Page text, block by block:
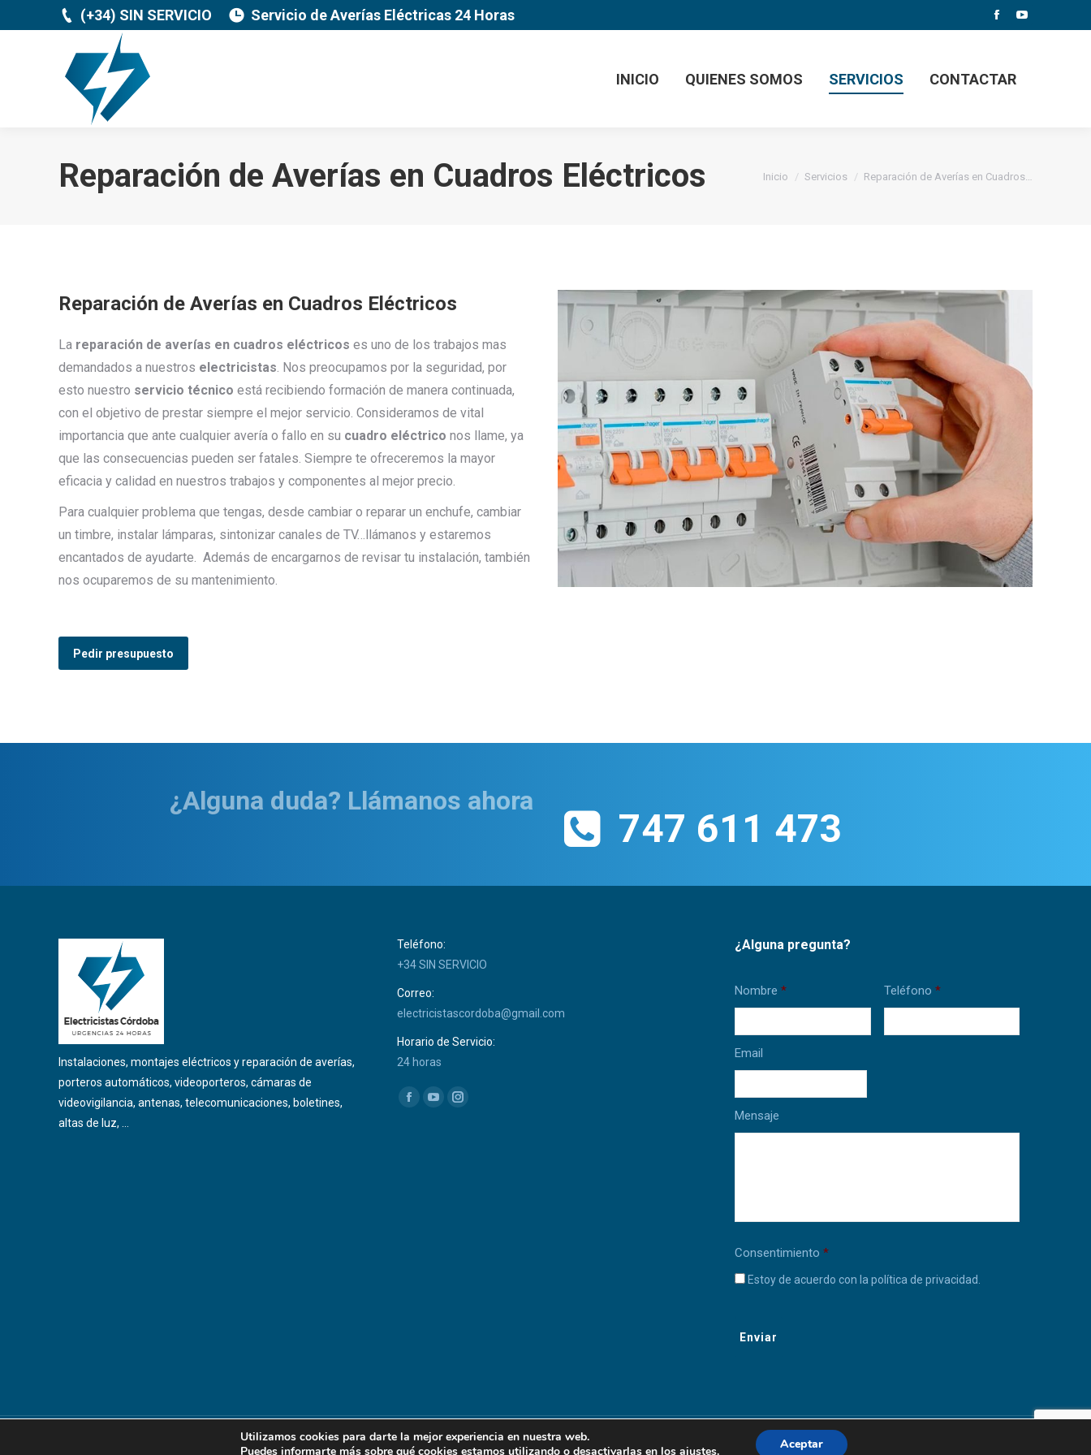
(+34) SIN SERVICIO Servicio de Averías Eléctricas 24 Horas
Facebook
YouTube
INICIO QUIENES SOMOS SERVICIOS CONTACTAR
Reparación de Averías en Cuadros Eléctricos Estás aquí:
Inicio Servicios Reparación de Averías en Cuadros…
Reparación de Averías en Cuadros Eléctricos
La reparación de averías en cuadros eléctricos es uno de los trabajos mas
demandados a nuestros electricistas. Nos preocupamos por la seguridad, por
esto nuestro servicio técnico está recibiendo formación de manera continuada,
con el objetivo de prestar siempre el mejor servicio. Consideramos de vital
importancia que ante cualquier avería o fallo en su cuadro eléctrico nos llame, ya
que las consecuencias pueden ser fatales. Siempre te ofreceremos la mayor
eficacia y calidad en nuestros trabajos y componentes al mejor precio.
Para cualquier problema que tengas, desde cambiar o reparar un enchufe, cambiar
un timbre, instalar lámparas, sintonizar canales de TV…llámanos y estaremos
encantados de ayudarte. Además de encargarnos de revisar tu instalación, también
nos ocuparemos de su mantenimiento.
Pedir presupuesto
¿Alguna duda? Llámanos ahora
747 611 473
Instalaciones, montajes eléctricos y reparación de averías,
porteros automáticos, videoporteros, cámaras de
videovigilancia, antenas, telecomunicaciones, boletines,
altas de luz, …
Teléfono:
+34 SIN SERVICIO
Correo:
electricistascordoba@gmail.com
Horario de Servicio:
24 horas
Encuéntranos en:
¿Alguna pregunta?
Nombre * Teléfono *
Email
Mensaje
Consentimiento *
Estoy de acuerdo con la política de privacidad.
Electricistas Córdoba | Todos los derechos reservados.
Realizado por Marketing Oficios. (2019) |Aviso Legal - Política de Privacidad - Política de Cookies
Cada licenciatario es jurídica y financieramente independiente y único responsable de su propia actividad
Utilizamos cookies para darte la mejor experiencia en nuestra web.
Puedes informarte más sobre qué cookies estamos utilizando o desactivarlas en losajustes. Aceptar